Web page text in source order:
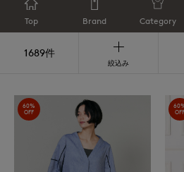
Top Brand Category
1689件
絞込み
60%
OFF
OFF